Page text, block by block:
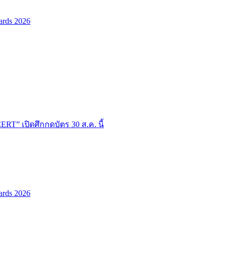
2026
เปิดศึกกดบัตร 30 ส.ค. นี้
2026